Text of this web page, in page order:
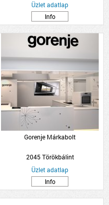
Üzlet adatlap
Info
Gorenje Márkabolt
2045 Törökbálint
Üzlet adatlap
Info